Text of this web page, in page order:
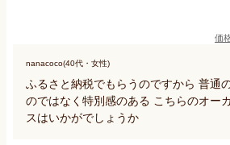
価
nanacoco(40代・女性)
ふるさと納税でもらうのですから 普通
のではなく特別感のある こちらのオー
スはいかがでしょうか